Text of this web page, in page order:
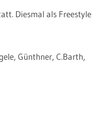
Diesmal als Freestyle
Günthner, C.Barth,